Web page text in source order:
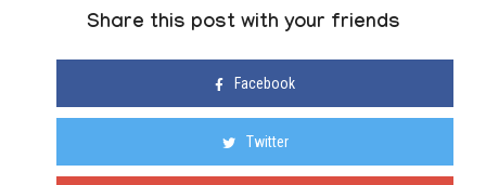
Share this post with your friends
Facebook
Twitter